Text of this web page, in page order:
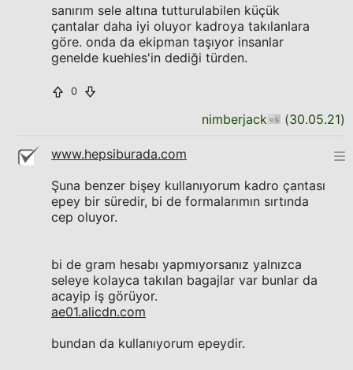
sanırım sele altına tutturulabilen küçük
çantalar daha iyi oluyor kadroya takılanlara
göre. onda da ekipman taşıyor insanlar
genelde kuehles'in dediği türden.
0
nimberjack (30.05.21)
www.hepsiburada.com
Şuna benzer bişey kullanıyorum kadro çantası
epey bir süredir, bi de formalarımın sırtında
cep oluyor.
bi de gram hesabı yapmıyorsanız yalnızca
seleye kolayca takılan bagajlar var bunlar da
acayip iş görüyor.
ae01.alicdn.com
bundan da kullanıyorum epeydir.